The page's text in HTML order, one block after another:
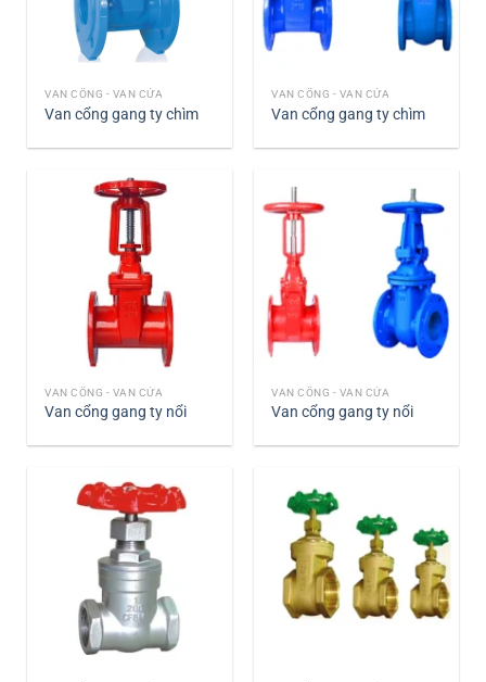
VAN CỔNG - VAN CỬA
Van cổng gang ty chìm
VAN CỔNG - VAN CỬA
Van cổng gang ty chìm
VAN CỔNG - VAN CỬA
Van cổng gang ty nổi
VAN CỔNG - VAN CỬA
Van cổng gang ty nổi